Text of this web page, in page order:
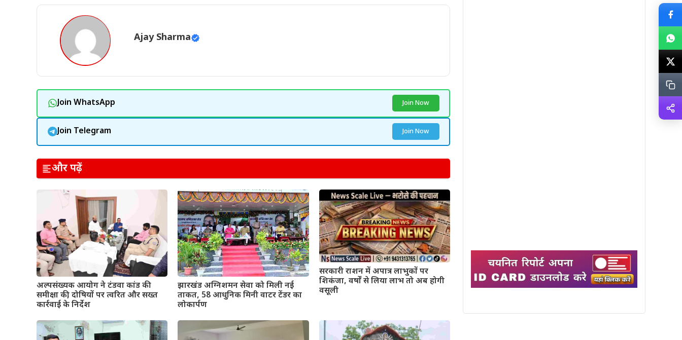
Ajay Sharma
Join WhatsApp Join Now
Join Telegram Join Now
और पढ़ें
अल्पसंख्यक आयोग ने टंडवा कांड की
समीक्षा की, दोषियों पर त्वरित और सख्त
कार्रवाई के निर्देश
झारखंड अग्निशमन सेवा को मिली नई
ताकत, 58 आधुनिक मिनी वाटर टेंडर का
लोकार्पण
सरकारी राशन में अपात्र लाभुकों पर
शिकंजा, वर्षों से लिया लाभ तो अब होगी
वसूली